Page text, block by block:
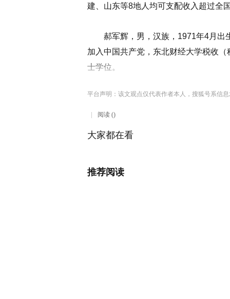
建、山东等8地人均可支配收入超过全
郝军辉，男，汉族，1971年4月出
加入中国共产党，东北财经大学税收
士学位。
平台声明：该文观点仅代表作者本人，搜狐号系信
阅读 ()
大家都在看
推荐阅读